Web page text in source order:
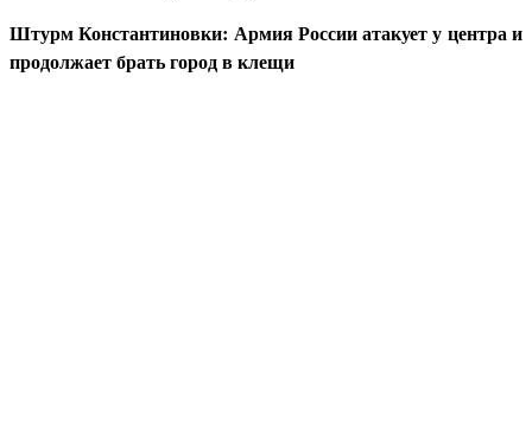
Штурм Константиновки: Армия России атакует у центра и
продолжает брать город в клещи